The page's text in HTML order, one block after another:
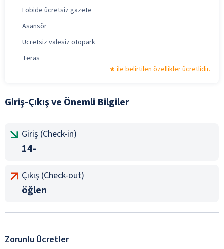
Lobide ücretsiz gazete
Asansör
Ücretsiz valesiz otopark
Teras
ile belirtilen özellikler ücretlidir.
Giriş-Çıkış ve Önemli Bilgiler
Giriş (Check-in)
14-
Çıkış (Check-out)
öğlen
Zorunlu Ücretler